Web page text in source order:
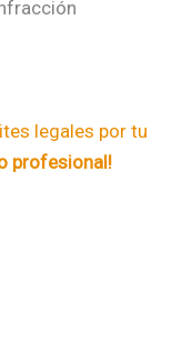
legales por tu
profesional!